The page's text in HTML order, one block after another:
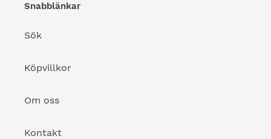
Snabblänkar
Sök
Köpvillkor
Om oss
Kontakt